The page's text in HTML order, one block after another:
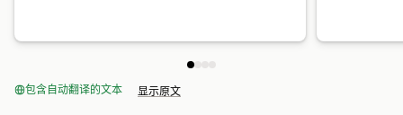
包含自动翻译的文本 显示原文